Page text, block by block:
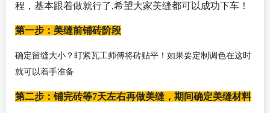
程，基本跟着做就行了,希望大家美缝都可以成功下车！
第一步：美缝前铺砖阶段
确定留缝大小？盯紧瓦工师傅将砖贴平！如果要定制调色在这时
就可以着手准备
第二步：铺完砖等7天左右再做美缝，期间确定美缝材料